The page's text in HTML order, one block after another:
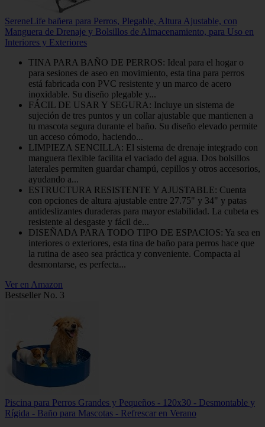
SereneLife bañera para Perros, Plegable, Altura Ajustable, con
Manguera de Drenaje y Bolsillos de Almacenamiento, para Uso en
Interiores y Exteriores
TINA PARA BAÑO DE PERROS: Ideal para el hogar o
para sesiones de aseo en movimiento, esta tina para perros
está fabricada con PVC resistente y un marco de acero
inoxidable. Su diseño plegable y...
FÁCIL DE USAR Y SEGURA: Incluye un sistema de
sujeción de tres puntos y un collar ajustable que mantienen a
tu mascota segura durante el baño. Su diseño elevado permite
un acceso cómodo, haciendo...
LIMPIEZA SENCILLA: El sistema de drenaje integrado con
manguera flexible facilita el vaciado del agua. Dos bolsillos
laterales permiten guardar champú, cepillos y otros accesorios,
ayudando a...
ESTRUCTURA RESISTENTE Y AJUSTABLE: Cuenta
con opciones de altura ajustable entre 27.75" y 34" y patas
antideslizantes duraderas para mayor estabilidad. La cubeta es
resistente al desgaste y fácil de...
DISEÑADA PARA TODO TIPO DE ESPACIOS: Ya sea en
interiores o exteriores, esta tina de baño para perros hace que
la rutina de aseo sea práctica y conveniente. Compacta al
desmontarse, es perfecta...
Ver en Amazon
Bestseller No. 3
Piscina para Perros Grandes y Pequeños - 120x30 - Desmontable y
Rígida - Baño para Mascotas - Refrescar en Verano